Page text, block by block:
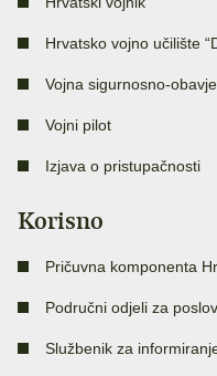
Hrvatsko vojno učilište
Vojna sigurnosno-
Vojni pilot
Izjava o pristupačnosti
Korisno
Pričuvna komponenta
Područni odjeli za
Službenik za